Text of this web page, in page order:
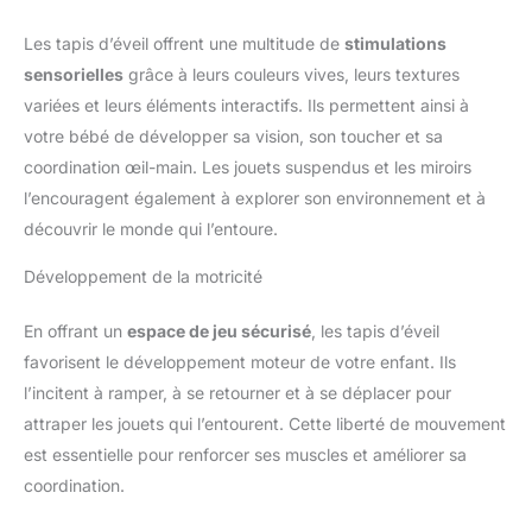
Les tapis d’éveil offrent une multitude de stimulations
sensorielles grâce à leurs couleurs vives, leurs textures
variées et leurs éléments interactifs. Ils permettent ainsi à
votre bébé de développer sa vision, son toucher et sa
coordination œil-main. Les jouets suspendus et les miroirs
l’encouragent également à explorer son environnement et à
découvrir le monde qui l’entoure.
Développement de la motricité
En offrant un espace de jeu sécurisé , les tapis d’éveil
favorisent le développement moteur de votre enfant. Ils
l’incitent à ramper, à se retourner et à se déplacer pour
attraper les jouets qui l’entourent. Cette liberté de mouvement
est essentielle pour renforcer ses muscles et améliorer sa
coordination.